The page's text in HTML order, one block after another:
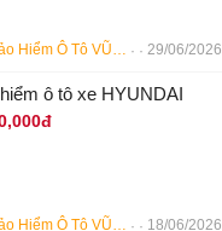
Bảo Hiểm Ô Tô VŨNG TÀU 29/06/2026
ô tô xe HYUNDAI
Bảo Hiểm Ô Tô VŨNG TÀU 18/06/2026